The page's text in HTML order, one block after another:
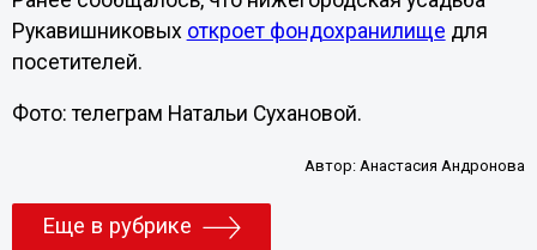
Рукавишниковых откроет фондохранилище для
посетителей.
Фото: телеграм Натальи Сухановой.
Автор: Анастасия Андронова
Еще в рубрике